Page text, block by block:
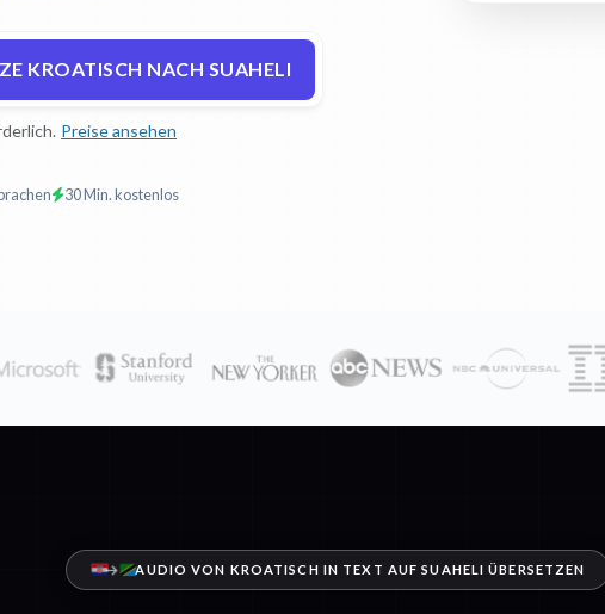
KROATISCH NACH SUAHELI
Preise ansehen
30 Min. kostenlos
AUDIO VON KROATISCH IN TEXT AUF SUAHELI ÜBERSETZEN